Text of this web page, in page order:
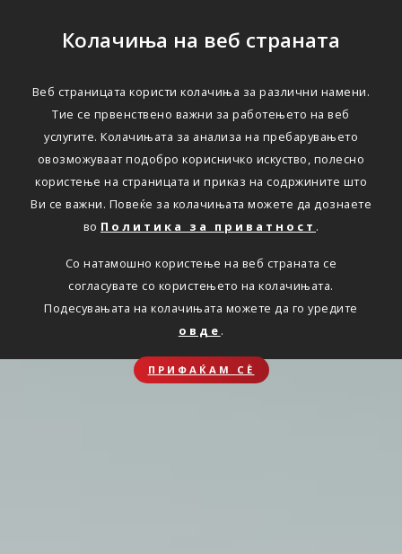
Колачиња на веб страната
Веб страницата користи колачиња за различни намени.
Тие се првенствено важни за работењето на веб
услугите. Колачињата за анализа на пребарувањето
овозможуваат подобро корисничко искуство, полесно
користење на страницата и приказ на содржините што
Ви се важни. Повеќе за колачињата можете да дознаете
во Политика за приватност .
Со натамошно користење на веб страната се
согласувате со користењето на колачињата.
Подесувањата на колачињата можете да го уредите
овде .
ПРИФАЌАМ СЀ